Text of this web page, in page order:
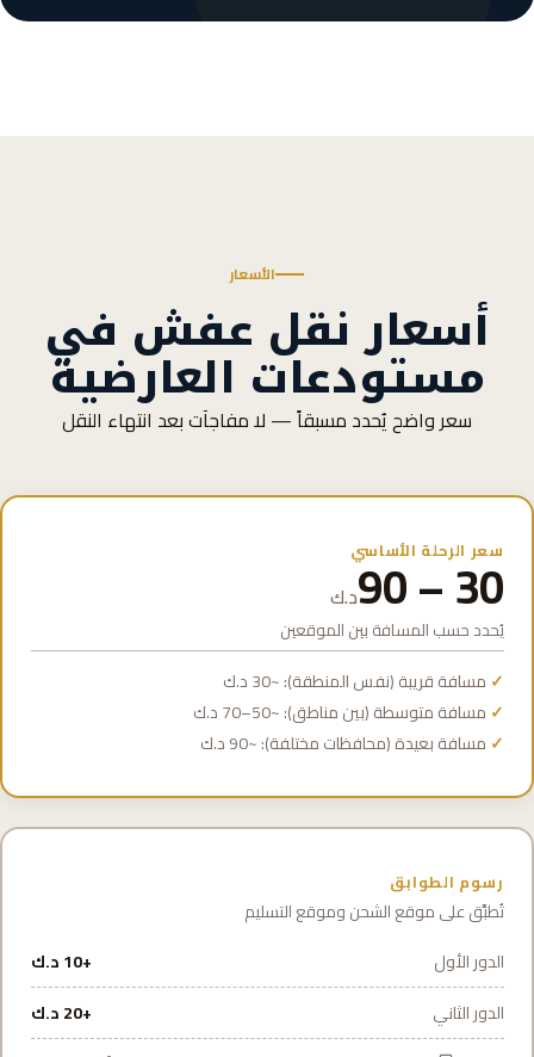
الأسعار
أسعار نقل عفش في
مستودعات العارضية
سعر واضح يُحدد مسبقاً — لا مفاجآت بعد انتهاء النقل
سعر الرحلة الأساسي
30 – 90 د.ك
يُحدد حسب المسافة بين الموقعين
مسافة قريبة (نفس المنطقة): ~30 د.ك
مسافة متوسطة (بين مناطق): ~50–70 د.ك
مسافة بعيدة (محافظات مختلفة): ~90 د.ك
رسوم الطوابق
تُطبَّق على موقع الشحن وموقع التسليم
الدور الأول
+10 د.ك
الدور الثاني
+20 د.ك